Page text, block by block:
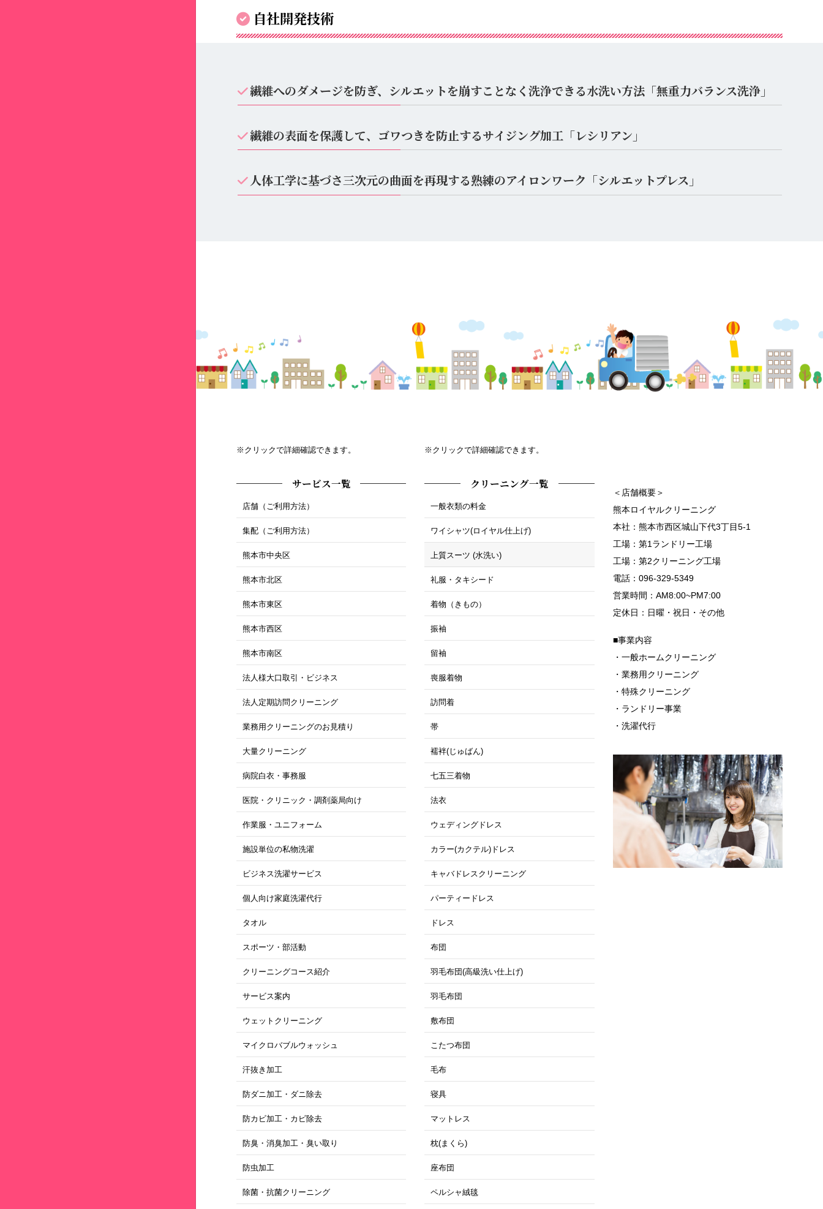
自社開発技術
繊維へのダメージを防ぎ、シルエットを崩すことなく洗浄できる水洗い方法「無重力バランス洗浄」
繊維の表面を保護して、ゴワつきを防止するサイジング加工「レシリアン」
人体工学に基づさ三次元の曲面を再現する熟練のアイロンワーク「シルエットプレス」
※クリックで詳細確認できます。
サービス一覧
店舗（ご利用方法）
集配（ご利用方法）
熊本市中央区
熊本市北区
熊本市東区
熊本市西区
熊本市南区
法人様大口取引・ビジネス
法人定期訪問クリーニング
業務用クリーニングのお見積り
大量クリーニング
病院白衣・事務服
医院・クリニック・調剤薬局向け
作業服・ユニフォーム
施設単位の私物洗濯
ビジネス洗濯サービス
個人向け家庭洗濯代行
タオル
スポーツ・部活動
クリーニングコース紹介
サービス案内
ウェットクリーニング
マイクロバブルウォッシュ
汗抜き加工
防ダニ加工・ダニ除去
防カビ加工・カビ除去
防臭・消臭加工・臭い取り
防虫加工
除菌・抗菌クリーニング
※クリックで詳細確認できます。
クリーニング一覧
一般衣類の料金
ワイシャツ(ロイヤル仕上げ)
上質スーツ (水洗い)
礼服・タキシード
着物（きもの）
振袖
留袖
喪服着物
訪問着
帯
襦袢(じゅばん)
七五三着物
法衣
ウェディングドレス
カラー(カクテル)ドレス
キャバドレスクリーニング
パーティードレス
ドレス
布団
羽毛布団(高級洗い仕上げ)
羽毛布団
敷布団
こたつ布団
毛布
寝具
マットレス
枕(まくら)
座布団
ペルシャ絨毯
＜店舗概要＞
熊本ロイヤルクリーニング
本社：熊本市西区城山下代3丁目5-1
工場：第1ランドリー工場
工場：第2クリーニング工場
電話：096-329-5349
営業時間：AM8:00~PM7:00
定休日：日曜・祝日・その他
■事業内容
・一般ホームクリーニング
・業務用クリーニング
・特殊クリーニング
・ランドリー事業
・洗濯代行